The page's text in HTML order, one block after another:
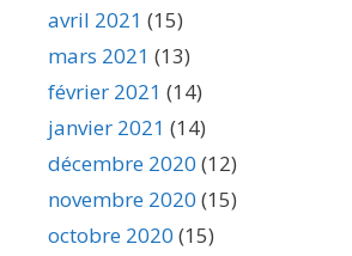
avril 2021 (15)
mars 2021 (13)
février 2021 (14)
janvier 2021 (14)
décembre 2020 (12)
novembre 2020 (15)
octobre 2020 (15)